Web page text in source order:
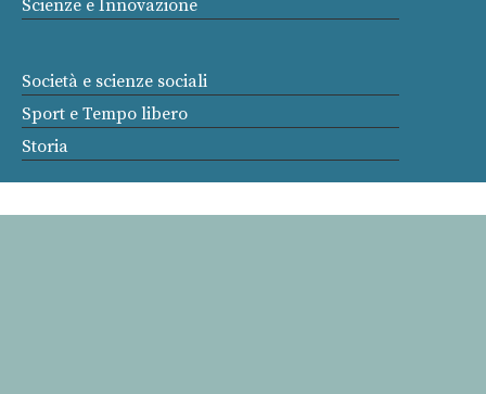
Scienze e Innovazione
Società e scienze sociali
Sport e Tempo libero
Storia